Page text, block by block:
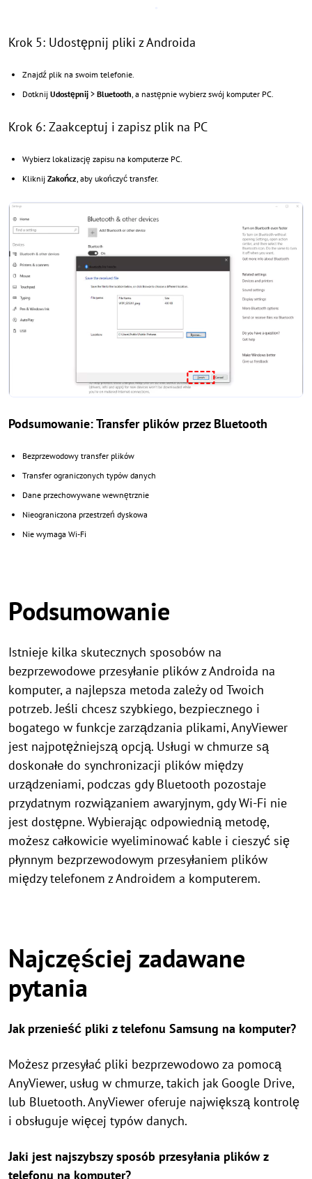
Krok 5: Udostępnij pliki z Androida
Znajdź plik na swoim telefonie.
Dotknij Udostępnij > Bluetooth , a następnie wybierz swój komputer PC.
Krok 6: Zaakceptuj i zapisz plik na PC
Wybierz lokalizację zapisu na komputerze PC.
Kliknij Zakończ , aby ukończyć transfer.
Podsumowanie: Transfer plików przez Bluetooth
Bezprzewodowy transfer plików
Transfer ograniczonych typów danych
Dane przechowywane wewnętrznie
Nieograniczona przestrzeń dyskowa
Nie wymaga Wi-Fi
Podsumowanie
Istnieje kilka skutecznych sposobów na
bezprzewodowe przesyłanie plików z Androida na
komputer, a najlepsza metoda zależy od Twoich
potrzeb. Jeśli chcesz szybkiego, bezpiecznego i
bogatego w funkcje zarządzania plikami, AnyViewer
jest najpotężniejszą opcją. Usługi w chmurze są
doskonałe do synchronizacji plików między
urządzeniami, podczas gdy Bluetooth pozostaje
przydatnym rozwiązaniem awaryjnym, gdy Wi-Fi nie
jest dostępne. Wybierając odpowiednią metodę,
możesz całkowicie wyeliminować kable i cieszyć się
płynnym bezprzewodowym przesyłaniem plików
między telefonem z Androidem a komputerem.
Najczęściej zadawane
pytania
Jak przenieść pliki z telefonu Samsung na komputer?
Możesz przesyłać pliki bezprzewodowo za pomocą
AnyViewer, usług w chmurze, takich jak Google Drive,
lub Bluetooth. AnyViewer oferuje największą kontrolę
i obsługuje więcej typów danych.
Jaki jest najszybszy sposób przesyłania plików z
telefonu na komputer?